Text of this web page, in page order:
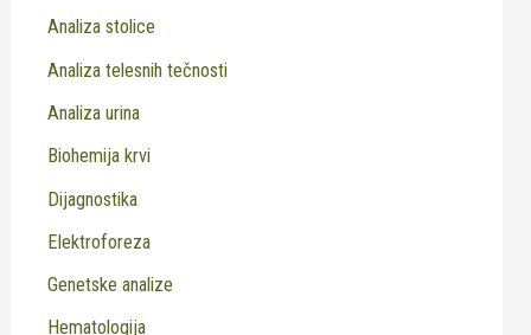
Analiza stolice
Analiza telesnih tečnosti
Analiza urina
Biohemija krvi
Dijagnostika
Elektroforeza
Genetske analize
Hematologija